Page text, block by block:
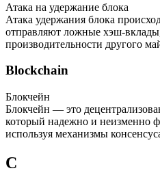
Атака на удержание блока
Атака удержания блока
отправляют ложные хэш-
производительности другого
Blockchain
Блокчейн
Блокчейн — это
который надежно и неизменно
используя механизмы
C